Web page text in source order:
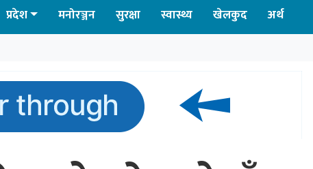
प्रदेश मनोरञ्जन सुरक्षा स्वास्थ्य खेलकुद अर्थ